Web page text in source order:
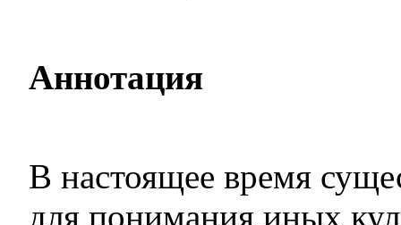
Аннотация
В настоящее время
для понимания иных